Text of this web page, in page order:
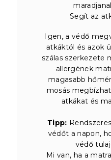
Segít az
Igen, a védő
atkáktól és azok
szálas szerkezete
allergének
magasabb
mosás
atkákat és
Tipp:
védőt a napon,
védő
Mi van, ha a